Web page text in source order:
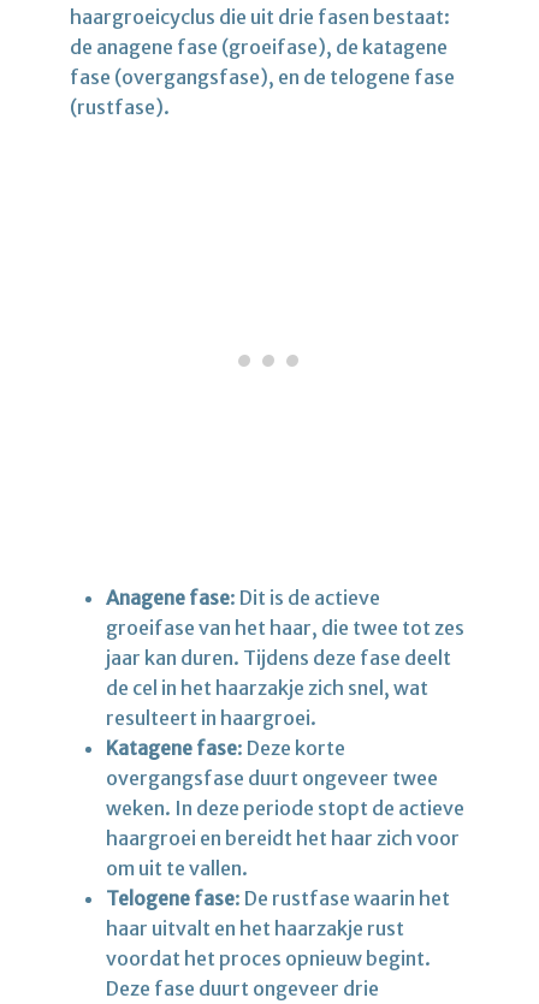
haargroeicyclus die uit drie fasen bestaat:
de anagene fase (groeifase), de katagene
fase (overgangsfase), en de telogene fase
(rustfase).
Anagene fase: Dit is de actieve
groeifase van het haar, die twee tot zes
jaar kan duren. Tijdens deze fase deelt
de cel in het haarzakje zich snel, wat
resulteert in haargroei.
Katagene fase: Deze korte
overgangsfase duurt ongeveer twee
weken. In deze periode stopt de actieve
haargroei en bereidt het haar zich voor
om uit te vallen.
Telogene fase: De rustfase waarin het
haar uitvalt en het haarzakje rust
voordat het proces opnieuw begint.
Deze fase duurt ongeveer drie